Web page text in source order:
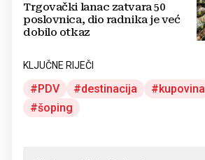
Trgovački lanac zatvara 50
poslovnica, dio radnika je već
dobilo otkaz
KLJUČNE RIJEČI
PDV destinacija kupovina
šoping